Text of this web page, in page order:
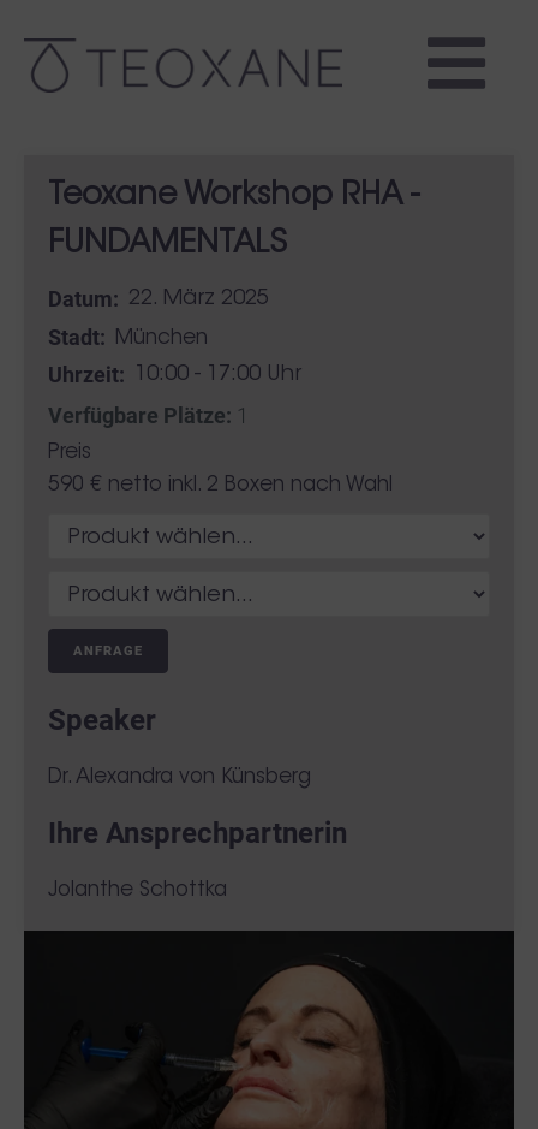
Teoxane Workshop RHA -
FUNDAMENTALS
Datum: 22. März 2025
Stadt: München
Uhrzeit: 10:00 - 17:00 Uhr
Verfügbare Plätze: 1
Preis
590 € netto inkl. 2 Boxen nach Wahl
ANFRAGE
Speaker
Dr. Alexandra von Künsberg
Ihre Ansprechpartnerin
Jolanthe Schottka